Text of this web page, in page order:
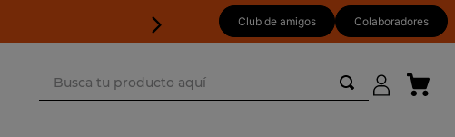
Club de amigos Colaboradores